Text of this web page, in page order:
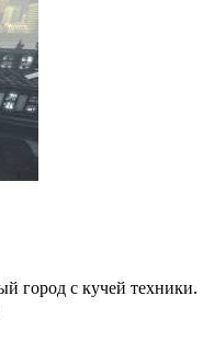
город с кучей техники.